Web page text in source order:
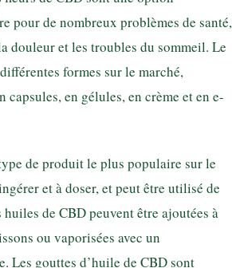
pour de nombreux problèmes de santé,
douleur et les troubles du sommeil. Le
formes sur le marché,
capsules, en gélules, en crème et en e-
de produit le plus populaire sur le
et à doser, et peut être utilisé de
de CBD peuvent être ajoutées à
ou vaporisées avec un
Les gouttes d’huile de CBD sont